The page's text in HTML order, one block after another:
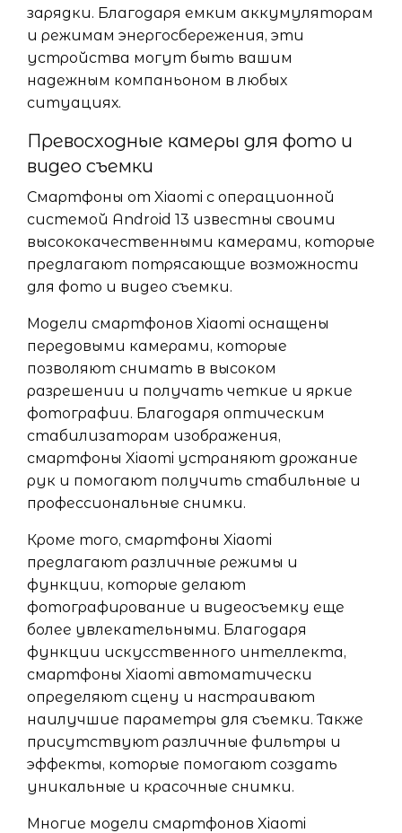
зарядки. Благодаря емким аккумуляторам
и режимам энергосбережения, эти
устройства могут быть вашим
надежным компаньоном в любых
ситуациях.
Превосходные камеры для фото и
видео съемки
Смартфоны от Xiaomi с операционной
системой Android 13 известны своими
высококачественными камерами, которые
предлагают потрясающие возможности
для фото и видео съемки.
Модели смартфонов Xiaomi оснащены
передовыми камерами, которые
позволяют снимать в высоком
разрешении и получать четкие и яркие
фотографии. Благодаря оптическим
стабилизаторам изображения,
смартфоны Xiaomi устраняют дрожание
рук и помогают получить стабильные и
профессиональные снимки.
Кроме того, смартфоны Xiaomi
предлагают различные режимы и
функции, которые делают
фотографирование и видеосъемку еще
более увлекательными. Благодаря
функции искусственного интеллекта,
смартфоны Xiaomi автоматически
определяют сцену и настраивают
наилучшие параметры для съемки. Также
присутствуют различные фильтры и
эффекты, которые помогают создать
уникальные и красочные снимки.
Многие модели смартфонов Xiaomi